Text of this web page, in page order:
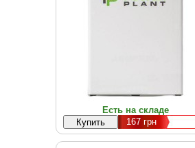
Есть на складе
167грн